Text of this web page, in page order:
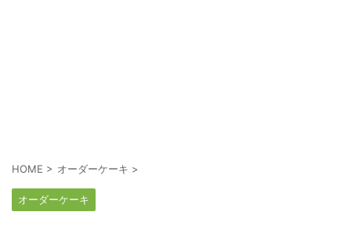
HOME > オーダーケーキ >
オーダーケーキ